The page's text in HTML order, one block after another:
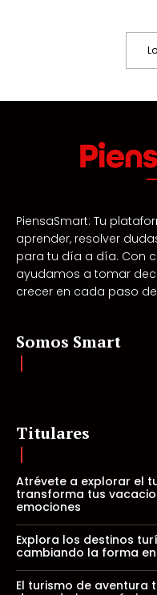
PiensaSmart: Tu
aprender, resolver
para tu día a día. Con
ayudamos a tomar
crecer en cada paso
Somos Smart
Titulares
Atrévete a explorar el
transforma tus
emociones
Explora los destinos
cambiando la forma
El turismo de aventura